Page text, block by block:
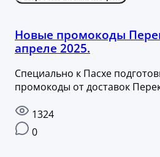
Новые промокоды
апреле 2025.
Специально к Пасхе
промокоды от доставок
1324
0